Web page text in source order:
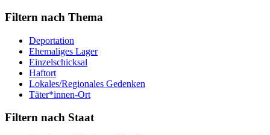
Filtern nach Thema
Deportation
Ehemaliges Lager
Einzelschicksal
Haftort
Lokales/Regionales Gedenken
Täter*innen-Ort
Filtern nach Staat